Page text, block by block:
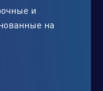
и
на